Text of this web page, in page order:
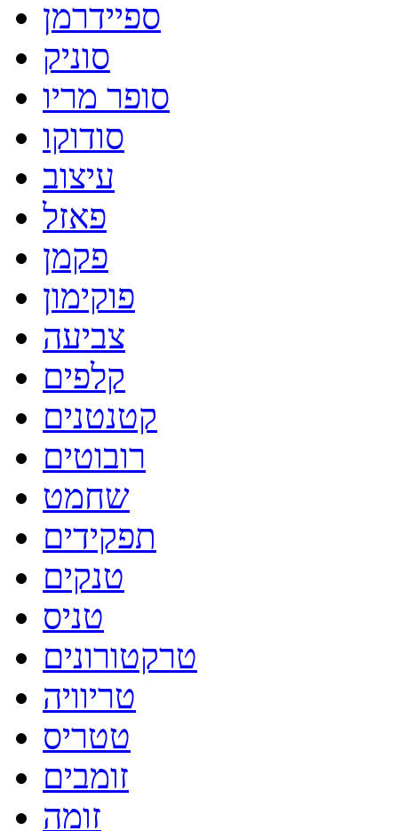
ספיידרמן
סוניק
סופר מריו
סודוקו
עיצוב
פאזל
פקמן
פוקימון
צביעה
קלפים
קטנטנים
רובוטים
שחמט
תפקידים
טנקים
טניס
טרקטורונים
טריוויה
טטריס
זומבים
זומה